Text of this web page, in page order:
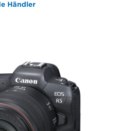
Händler